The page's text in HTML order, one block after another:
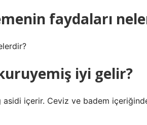
faydaları
iyi gelir?
asidi içerir. Ceviz ve badem